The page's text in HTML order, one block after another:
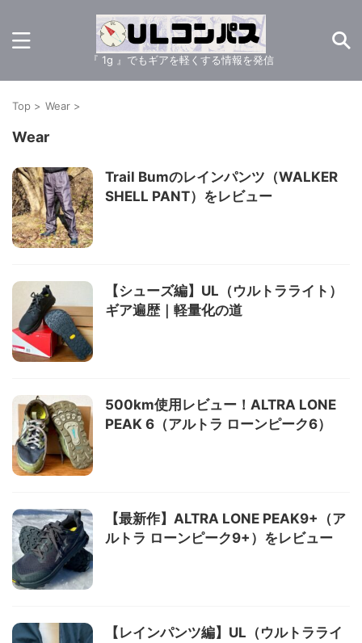
『 1g 』でもギアを軽くする情報を発信
Top > Wear >
Wear
Trail Bumのレインパンツ（WALKER
SHELL PANT）をレビュー
【シューズ編】UL（ウルトラライト）
ギア遍歴｜軽量化の道
500km使用レビュー！ALTRA LONE
PEAK 6（アルトラ ローンピーク6）
【最新作】ALTRA LONE PEAK9+（ア
ルトラ ローンピーク9+）をレビュー
【レインパンツ編】UL（ウルトラライ